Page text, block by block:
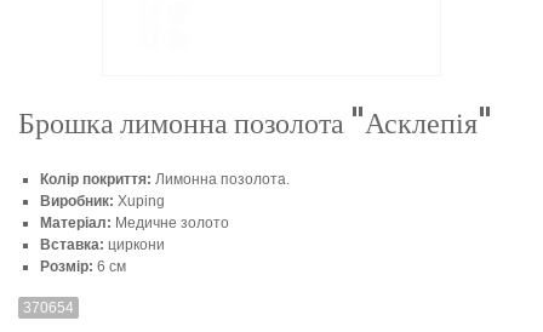
Брошка лимонна позолота "Асклепія"
Колір покриття: Лимонна позолота.
Виробник: Xuping
Матеріал: Медичне золото
Вставка: циркони
Розмір: 6 см
370654